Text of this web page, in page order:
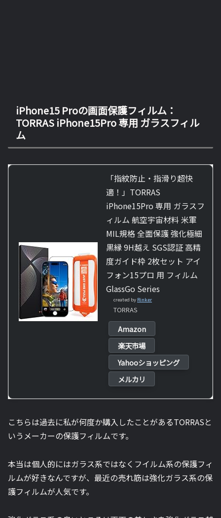
iPhone15 Proの画面保護フィルム：
TORRAS iPhone15Pro 専用 ガラスフィル
ム
「指紋防止・指滑り超快
適！」TORRAS
iPhone15Pro 専用 ガラスフ
ィルム 航空宇宙材料 米軍
MIL規格 全面保護 強化極細
黒縁 9H越え SGS認証 高精
度ガイド枠 2枚セット アイ
フォン15プロ 用 フィルム
GlassGo Series
created by Rinker
TORRAS
Amazon
楽天市場
Yahooショッピング
メルカリ
こちらは過去に私が何度か購入したことがあるTORRASと
いうメーカーの保護フィルムです。
本当は個人的にはガラス系ではなくフイルム系の保護フィ
ルムが好きなんですが、最近の売れ筋は強化ガラス系の保
護フィルムが人気です。